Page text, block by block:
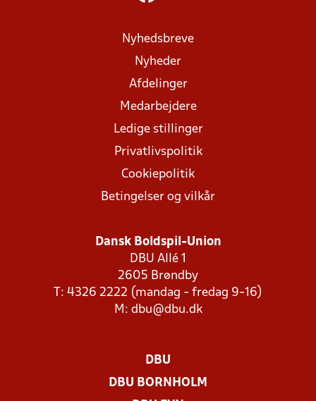
Nyhedsbreve
Nyheder
Afdelinger
Medarbejdere
Ledige stillinger
Privatlivspolitik
Cookiepolitik
Betingelser og vilkår
Dansk Boldspil-Union
DBU Allé 1
2605 Brøndby
T: 4326 2222 (mandag - fredag 9-16)
M: dbu@dbu.dk
DBU
DBU BORNHOLM